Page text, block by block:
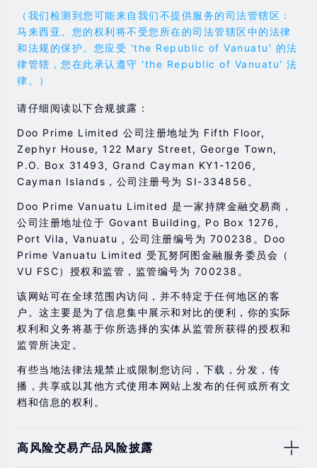
（我们检测到您可能来自我们不提供服务的司法管辖区：
马来西亚。您的权利将不受您所在的司法管辖区中的法律
和法规的保护。您应受 'the Republic of Vanuatu' 的法
律管辖，您在此承认遵守 'the Republic of Vanuatu' 法
律。）
请仔细阅读以下合规披露：
Doo Prime Limited 公司注册地址为 Fifth Floor,
Zephyr House, 122 Mary Street, George Town,
P.O. Box 31493, Grand Cayman KY1-1206,
Cayman Islands，公司注册号为 SI-334856。
Doo Prime Vanuatu Limited 是一家持牌金融交易商，
公司注册地址位于 Govant Building, Po Box 1276,
Port Vila, Vanuatu , 公司注册编号为 700238。Doo
Prime Vanuatu Limited 受瓦努阿图金融服务委员会（
VU FSC）授权和监管，监管编号为 700238。
该网站可在全球范围内访问，并不特定于任何地区的客
户。这主要是为了信息集中展示和对比的便利，你的实际
权利和义务将基于你所选择的实体从监管所获得的授权和
监管所决定。
有些当地法律法规禁止或限制您访问，下载，分发，传
播，共享或以其他方式使用本网站上发布的任何或所有文
档和信息的权利。
高风险交易产品风险披露